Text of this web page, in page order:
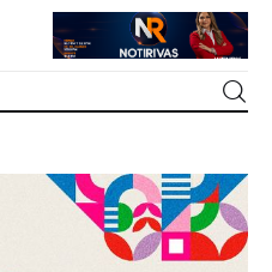
su Primer
Mágico